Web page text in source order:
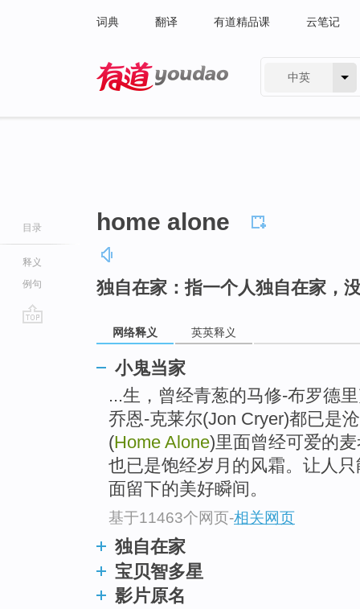
词典 翻译 有道精品课 云笔记
中英
目录
释义
例句
home alone
独自在家：指一个人独自在家，
网络释义 英英释义
小鬼当家
...生，曾经青葱的马修-布罗德
乔恩-克莱尔(Jon Cryer)都已是
(Home Alone)里面曾经可爱的
也已是饱经岁月的风霜。让人
面留下的美好瞬间。
基于11463个网页-相关网页
独自在家
宝贝智多星
影片原名